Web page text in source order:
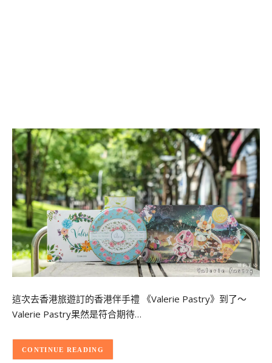
這次去香港旅遊訂的香港伴手禮 《Valerie Pastry》到了～
Valerie Pastry果然是符合期待…
CONTINUE READING